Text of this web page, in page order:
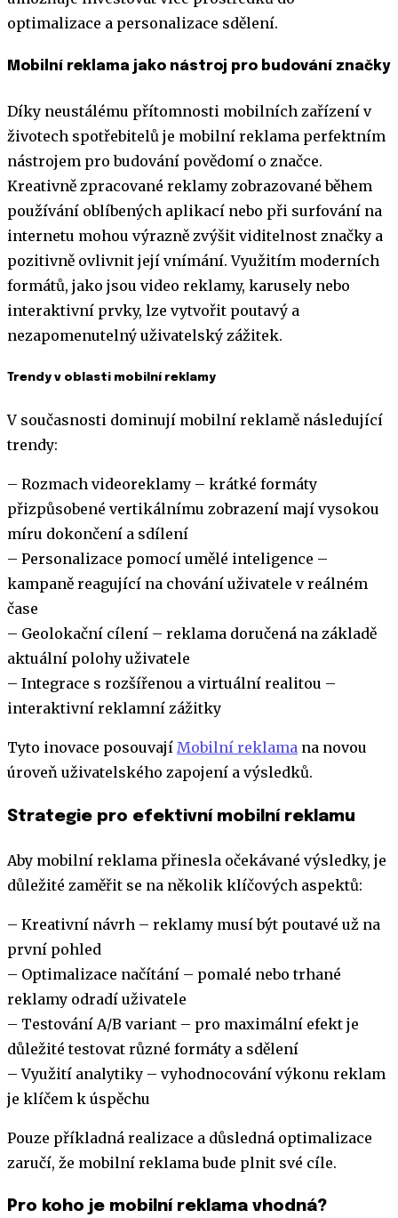
optimalizace a personalizace sdělení.
Mobilní reklama jako nástroj pro budování značky
Díky neustálému přítomnosti mobilních zařízení v
životech spotřebitelů je mobilní reklama perfektním
nástrojem pro budování povědomí o značce.
Kreativně zpracované reklamy zobrazované během
používání oblíbených aplikací nebo při surfování na
internetu mohou výrazně zvýšit viditelnost značky a
pozitivně ovlivnit její vnímání. Využitím moderních
formátů, jako jsou video reklamy, karusely nebo
interaktivní prvky, lze vytvořit poutavý a
nezapomenutelný uživatelský zážitek.
Trendy v oblasti mobilní reklamy
V současnosti dominují mobilní reklamě následující
trendy:
– Rozmach videoreklamy – krátké formáty
přizpůsobené vertikálnímu zobrazení mají vysokou
míru dokončení a sdílení
– Personalizace pomocí umělé inteligence –
kampaně reagující na chování uživatele v reálném
čase
– Geolokační cílení – reklama doručená na základě
aktuální polohy uživatele
– Integrace s rozšířenou a virtuální realitou –
interaktivní reklamní zážitky
Tyto inovace posouvají Mobilní reklama na novou
úroveň uživatelského zapojení a výsledků.
Strategie pro efektivní mobilní reklamu
Aby mobilní reklama přinesla očekávané výsledky, je
důležité zaměřit se na několik klíčových aspektů:
– Kreativní návrh – reklamy musí být poutavé už na
první pohled
– Optimalizace načítání – pomalé nebo trhané
reklamy odradí uživatele
– Testování A/B variant – pro maximální efekt je
důležité testovat různé formáty a sdělení
– Využití analytiky – vyhodnocování výkonu reklam
je klíčem k úspěchu
Pouze příkladná realizace a důsledná optimalizace
zaručí, že mobilní reklama bude plnit své cíle.
Pro koho je mobilní reklama vhodná?